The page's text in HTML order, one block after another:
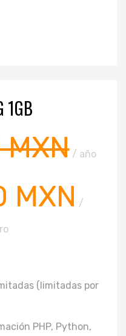
1GB
/ año
MXN /
(limitadas por
PHP, Python,